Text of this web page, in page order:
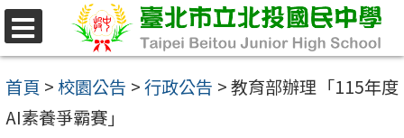
跳
至
主
要
首頁 >校園公告 >行政公告 >教育部辦理「115年度
AI素養爭霸賽」
選
單